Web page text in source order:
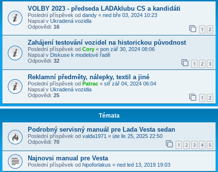
VOLBY 2023 - předseda LADAklubu CS a kandidáti
Poslední příspěvek od dandy « ned bře 03, 2024 10:23
Napsal v Ukradená vozidla
Odpovědi: 16 1 2
Zahájení testování vozidel na historickou původnost
Poslední příspěvek od Cory « pon zář 30, 2024 08:06
Napsal v Diskuse k modelové řadě
Odpovědi: 32 1 2 3
Reklamní předměty, nálepky, textil a jiné
Poslední příspěvek od Patrac « stř zář 04, 2024 06:04
Napsal v Ukradená vozidla
Odpovědi: 25 1 2
Témata
Podrobný servisný manuál pre Lada Vesta sedan
Poslední příspěvek od valda1971 « úte lis 25, 2025 22:50
Odpovědi: 70 1 2 3 4 5
Najnovsi manual pre Vesta
Poslední příspěvek od hipoforlakus « ned led 13, 2019 19:03